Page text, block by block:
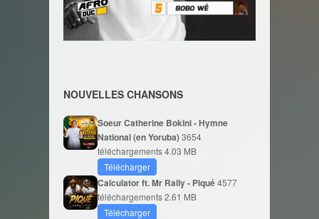
NOUVELLES CHANSONS
Soeur Catherine Bokini - Hymne
National (en Yoruba)3654
téléchargements4.03 MB
Télécharger
Calculator ft. Mr Rally - Piqué4577
téléchargements2.61 MB
Télécharger